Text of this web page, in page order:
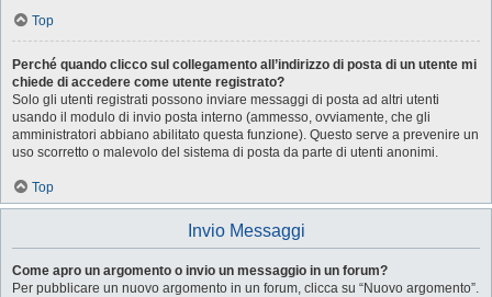
Top
Perché quando clicco sul collegamento all’indirizzo di posta di un utente mi
chiede di accedere come utente registrato?
Solo gli utenti registrati possono inviare messaggi di posta ad altri utenti
usando il modulo di invio posta interno (ammesso, ovviamente, che gli
amministratori abbiano abilitato questa funzione). Questo serve a prevenire un
uso scorretto o malevolo del sistema di posta da parte di utenti anonimi.
Top
Invio Messaggi
Come apro un argomento o invio un messaggio in un forum?
Per pubblicare un nuovo argomento in un forum, clicca su “Nuovo argomento”.